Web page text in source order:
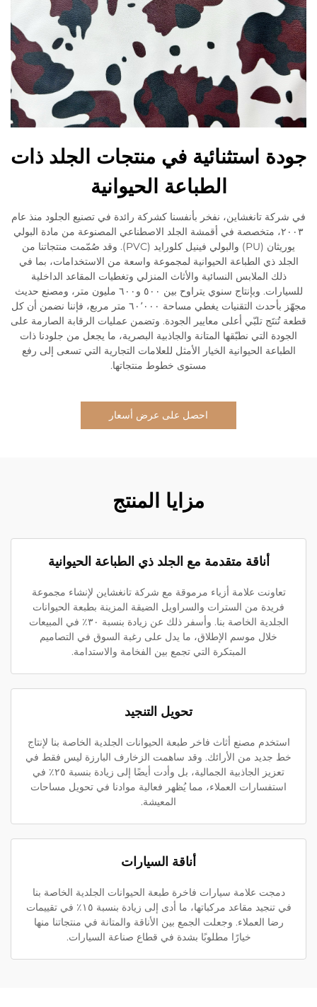
جودة استثنائية في منتجات الجلد ذات
الطباعة الحيوانية
في شركة تانغشاين، نفخر بأنفسنا كشركة رائدة في تصنيع الجلود منذ عام
٢٠٠٣، متخصصة في أقمشة الجلد الاصطناعي المصنوعة من مادة البولي
يوريثان (PU) والبولي فينيل كلورايد (PVC). وقد صُمّمت منتجاتنا من
الجلد ذي الطباعة الحيوانية لمجموعة واسعة من الاستخدامات، بما في
ذلك الملابس النسائية والأثاث المنزلي وتغطيات المقاعد الداخلية
للسيارات. وبإنتاج سنوي يتراوح بين ٥٠٠ و٦٠٠ مليون متر، ومصنع حديث
مجهّز بأحدث التقنيات يغطي مساحة ٦٠٬٠٠٠ متر مربع، فإننا نضمن أن كل
قطعة تُنتَج تلبّي أعلى معايير الجودة. وتضمن عمليات الرقابة الصارمة على
الجودة التي نطبّقها المتانة والجاذبية البصرية، ما يجعل من جلودنا ذات
الطباعة الحيوانية الخيار الأمثل للعلامات التجارية التي تسعى إلى رفع
مستوى خطوط منتجاتها.
احصل على عرض أسعار
مزايا المنتج
أناقة متقدمة مع الجلد ذي الطباعة الحيوانية
تعاونت علامة أزياء مرموقة مع شركة تانغشاين لإنشاء مجموعة
فريدة من السترات والسراويل الضيقة المزينة بطبعة الحيوانات
الجلدية الخاصة بنا. وأسفر ذلك عن زيادة بنسبة ٣٠٪ في المبيعات
خلال موسم الإطلاق، ما يدل على رغبة السوق في التصاميم
المبتكرة التي تجمع بين الفخامة والاستدامة.
تحويل التنجيد
استخدم مصنع أثاث فاخر طبعة الحيوانات الجلدية الخاصة بنا لإنتاج
خط جديد من الأرائك. وقد ساهمت الزخارف البارزة ليس فقط في
تعزيز الجاذبية الجمالية، بل وأدت أيضًا إلى زيادة بنسبة ٢٥٪ في
استفسارات العملاء، مما يُظهر فعالية موادنا في تحويل مساحات
المعيشة.
أناقة السيارات
دمجت علامة سيارات فاخرة طبعة الحيوانات الجلدية الخاصة بنا
في تنجيد مقاعد مركباتها، ما أدى إلى زيادة بنسبة ١٥٪ في تقييمات
رضا العملاء. وجعلت الجمع بين الأناقة والمتانة في منتجاتنا منها
خيارًا مطلوبًا بشدة في قطاع صناعة السيارات.